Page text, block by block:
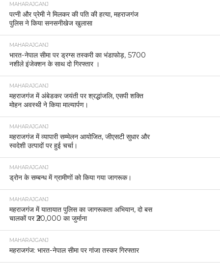
MAHARAJGANJ
पत्नी और प्रेमी ने मिलकर की पति की हत्या, महराजगंज
पुलिस ने किया सनसनीखेज खुलासा
MAHARAJGANJ
भारत-नेपाल सीमा पर ड्रग्स तस्करी का भंडाफोड़, 5700
नशीले इंजेक्शन के साथ दो गिरफ्तार ।
MAHARAJGANJ
महराजगंज में अंबेडकर जयंती पर श्रद्धांजलि, एसपी शक्ति
मोहन अवस्थी ने किया माल्यार्पण।
MAHARAJGANJ
महराजगंज में व्यापारी सम्मेलन आयोजित, जीएसटी सुधार और
स्वदेशी उत्पादों पर हुई चर्चा।
MAHARAJGANJ
ड्रोन के सम्बन्ध में ग्रामीणों को किया गया जागरूक।
MAHARAJGANJ
महराजगंज में यातायात पुलिस का जागरूकता अभियान, दो बस
चालकों पर ₹20,000 का जुर्माना
MAHARAJGANJ
महराजगंज: भारत-नेपाल सीमा पर गांजा तस्कर गिरफ्तार